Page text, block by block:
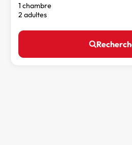
1 chambre
2 adultes